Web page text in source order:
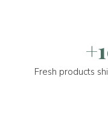
Fresh products